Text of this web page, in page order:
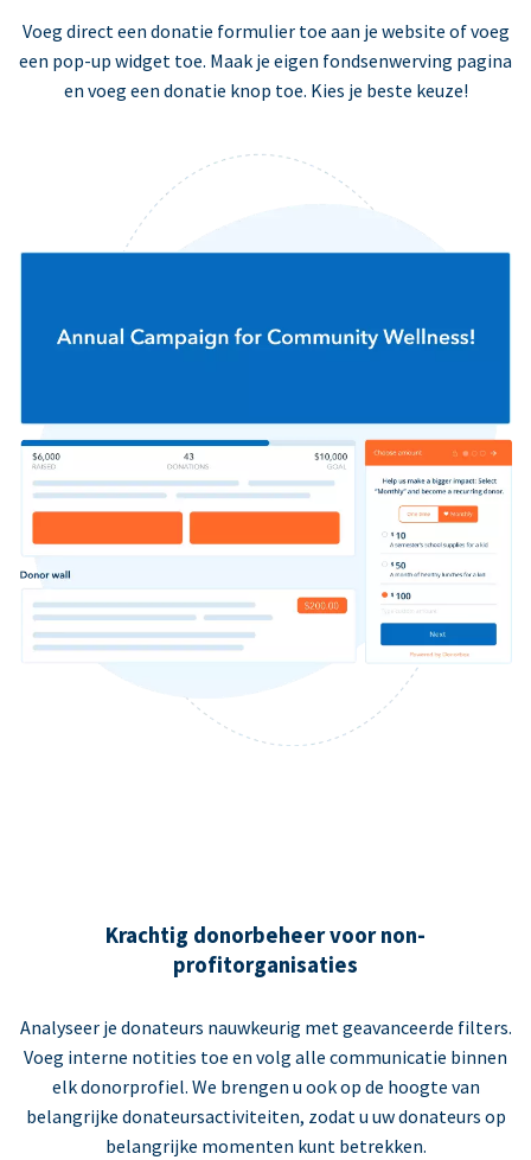
Voeg direct een donatie formulier toe aan je website of voeg
een pop-up widget toe. Maak je eigen fondsenwerving pagina
en voeg een donatie knop toe. Kies je beste keuze!
Krachtig donorbeheer voor non-
profitorganisaties
Analyseer je donateurs nauwkeurig met geavanceerde filters.
Voeg interne notities toe en volg alle communicatie binnen
elk donorprofiel. We brengen u ook op de hoogte van
belangrijke donateursactiviteiten, zodat u uw donateurs op
belangrijke momenten kunt betrekken.